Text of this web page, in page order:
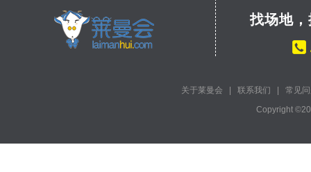
找场地
关于莱曼会 联系我们
常见
Copyright